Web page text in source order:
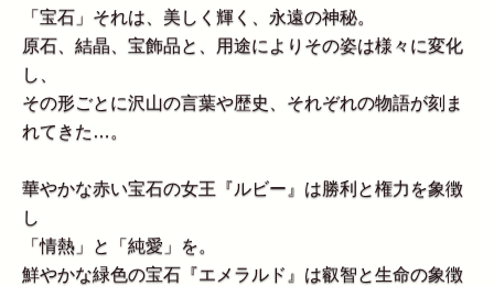
「宝石」それは、美しく輝く、永遠の神秘。
原石、結晶、宝飾品と、用途によりその姿は様々に変化
し、
その形ごとに沢山の言葉や歴史、それぞれの物語が刻ま
れてきた…。
華やかな赤い宝石の女王『ルビー』は勝利と権力を象徴
し
「情熱」と「純愛」を。
鮮やかな緑色の宝石『エメラルド』は叡智と生命の象徴